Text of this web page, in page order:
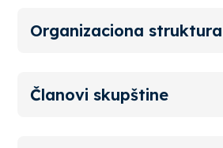
Organizaciona struktura
Članovi skupštine